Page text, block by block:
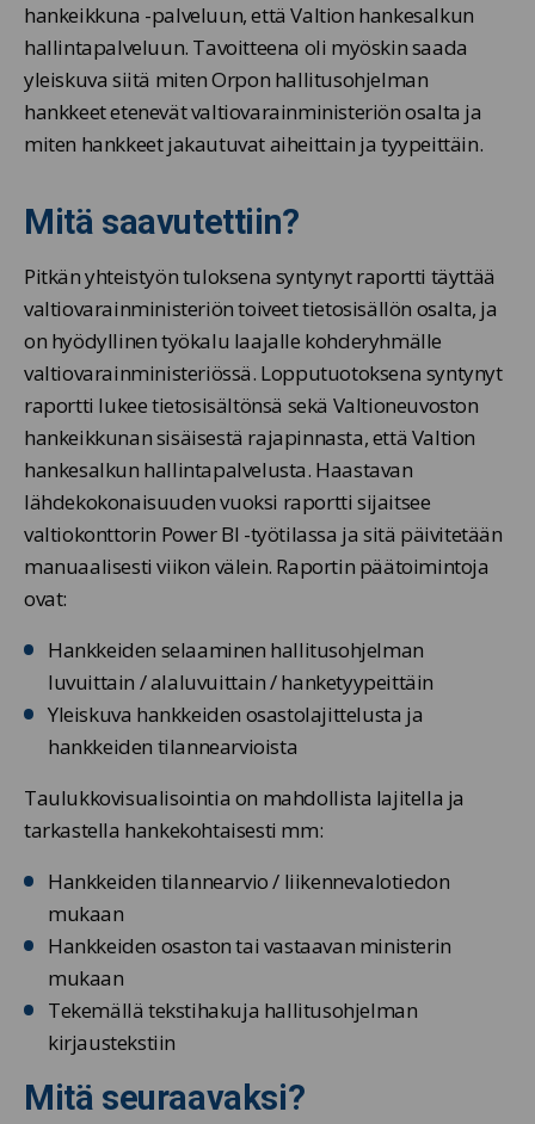
hankeikkuna -palveluun, että Valtion hankesalkun
hallintapalveluun. Tavoitteena oli myöskin saada
yleiskuva siitä miten Orpon hallitusohjelman
hankkeet etenevät valtiovarainministeriön osalta ja
miten hankkeet jakautuvat aiheittain ja tyypeittäin.
Mitä saavutettiin?
Pitkän yhteistyön tuloksena syntynyt raportti täyttää
valtiovarainministeriön toiveet tietosisällön osalta, ja
on hyödyllinen työkalu laajalle kohderyhmälle
valtiovarainministeriössä. Lopputuotoksena syntynyt
raportti lukee tietosisältönsä sekä Valtioneuvoston
hankeikkunan sisäisestä rajapinnasta, että Valtion
hankesalkun hallintapalvelusta. Haastavan
lähdekokonaisuuden vuoksi raportti sijaitsee
valtiokonttorin Power BI -työtilassa ja sitä päivitetään
manuaalisesti viikon välein. Raportin päätoimintoja
ovat:
Hankkeiden selaaminen hallitusohjelman
luvuittain / alaluvuittain / hanketyypeittäin
Yleiskuva hankkeiden osastolajittelusta ja
hankkeiden tilannearvioista
Taulukkovisualisointia on mahdollista lajitella ja
tarkastella hankekohtaisesti mm:
Hankkeiden tilannearvio / liikennevalotiedon
mukaan
Hankkeiden osaston tai vastaavan ministerin
mukaan
Tekemällä tekstihakuja hallitusohjelman
kirjaustekstiin
Mitä seuraavaksi?